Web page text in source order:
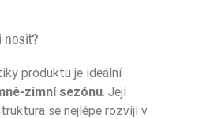
nosit?
produktu je ideální
zimní sezónu. Její
se nejlépe rozvíjí v